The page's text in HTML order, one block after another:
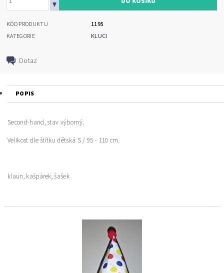
KÓD PRODUKTU
1195
KATEGORIE
KLUCI
Dotaz
POPIS
Second-hand, stav výborný.
Velikost dle štítku dětská S / 95 - 110 cm.
klaun, kašpárek, šašek